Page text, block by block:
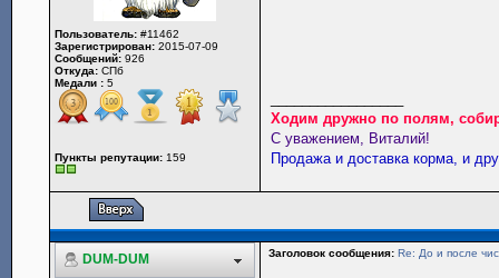
Пользователь: #11462
Зарегистрирован: 2015-07-09
Сообщений: 926
Откуда: СПб
Медали : 5
Пункты репутации: 159
Ходим дружно по полям,
С уважением, Виталий!
Продажа и доставка корма, и
DUM-DUM Заголовок сообщения: Re: До и после